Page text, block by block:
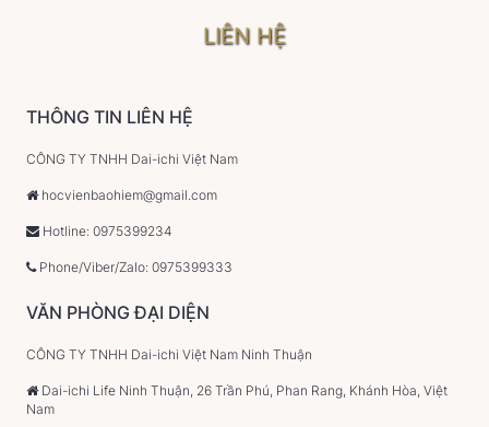
LIÊN HỆ
THÔNG TIN LIÊN HỆ
CÔNG TY TNHH Dai-ichi Việt Nam
hocvienbaohiem@gmail.com
Hotline: 0975399234
Phone/Viber/Zalo: 0975399333
VĂN PHÒNG ĐẠI DIỆN
CÔNG TY TNHH Dai-ichi Việt Nam Ninh Thuận
Dai-ichi Life Ninh Thuận, 26 Trần Phú, Phan Rang, Khánh Hòa, Việt
Nam